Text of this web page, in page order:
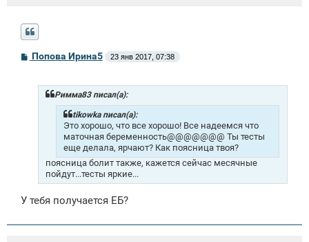
СПопова Ирина5 23 янв 2017, 07:38
Римма83 писал(а):
tikowka писал(а):
Это хорошо, что все хорошо! Все надеемся что
маточная беременность@@@@@@@ Ты тесты
еще делала, ярчают? Как поясница твоя?
поясница болит также, кажется сейчас месячные
пойдут...тесты яркие...
У тебя получается ЕБ?